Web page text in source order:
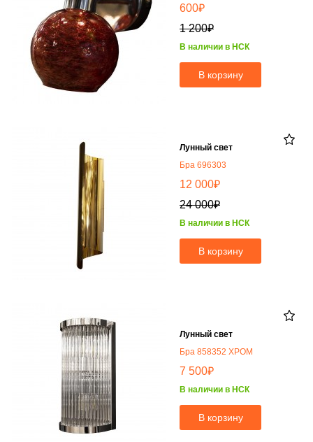
600₽
1 200₽
В наличии в НСК
В корзину
Лунный свет
Бра 696303
12 000₽
24 000₽
В наличии в НСК
В корзину
Лунный свет
Бра 858352 ХРОМ
7 500₽
В наличии в НСК
В корзину